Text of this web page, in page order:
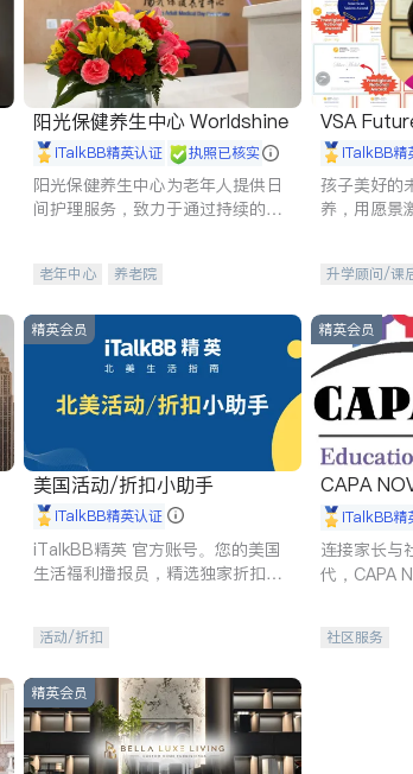
阳光保健养生中心 Worldshine
iTalkBB精英认证 执照已核实
阳光保健养生中心为老年人提供日
间护理服务，致力于通过持续的护
老年中心 养老院
VSA
iTalkBB精
孩子美好的
养，用愿景
升学顾问/课
精英会员
美国活动/折扣小助手
iTalkBB精英认证
iTalkBB精英 官方账号。您的美国
生活福利播报员，精选独家折扣、
活动/折扣
精英会员
CAPA
iTalkBB精
连接家长与
代，CAPA
社区服务
精英会员